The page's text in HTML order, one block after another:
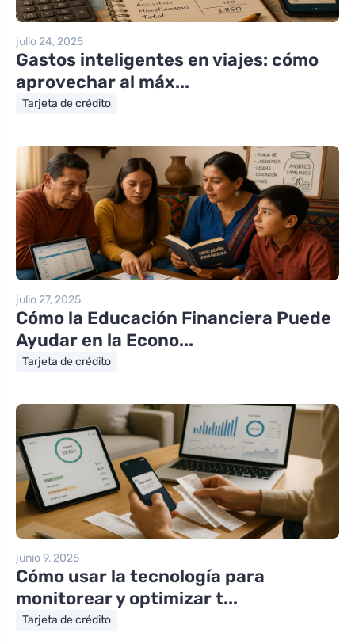
julio 24, 2025
Gastos inteligentes en viajes: cómo
aprovechar al máx...
Tarjeta de crédito
julio 27, 2025
Cómo la Educación Financiera Puede
Ayudar en la Econo...
Tarjeta de crédito
junio 9, 2025
Cómo usar la tecnología para
monitorear y optimizar t...
Tarjeta de crédito